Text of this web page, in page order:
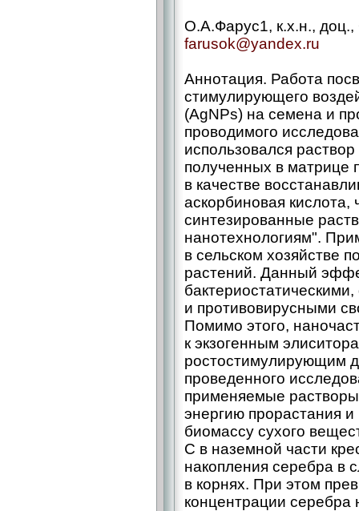
О.А.Фарус1, к.х.н.,
farusok@yandex.ru
Аннотация. Работа
стимулирующего
(AgNPs) на семена и
проводимого
использовался
полученных в матрице
в качестве
аскорбиновая кислота,
синтезированные
нанотехнологиям".
в сельском хозяйстве
растений. Данный
и противовирусными
Помимо этого,
к экзогенным
ростостимулирующим
проведенного
применяемые
энергию прорастания
биомассу сухого
С в наземной части
накопления серебра в
в корнях. При этом
концентрации серебра